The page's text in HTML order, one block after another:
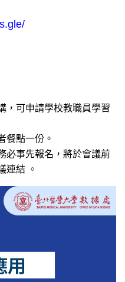
，可申請學校教職員學習
餐點一份。
必事先報名，將於會議前
連結 。